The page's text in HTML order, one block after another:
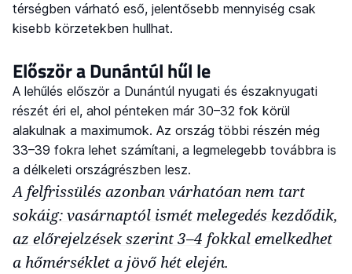
térségben várható eső, jelentősebb mennyiség csak
kisebb körzetekben hullhat.
Először a Dunántúl hűl le
A lehűlés először a Dunántúl nyugati és északnyugati
részét éri el, ahol pénteken már 30–32 fok körül
alakulnak a maximumok. Az ország többi részén még
33–39 fokra lehet számítani, a legmelegebb továbbra is
a délkeleti országrészben lesz.
A felfrissülés azonban várhatóan nem tart
sokáig: vasárnaptól ismét melegedés kezdődik,
az előrejelzések szerint 3–4 fokkal emelkedhet
a hőmérséklet a jövő hét elején.